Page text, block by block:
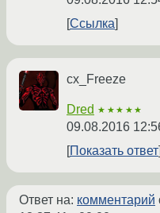
Ссылка
cx_Freeze
Dred ★★★★★
09.08.2016
Показать ответ
Ответ на: комментарий